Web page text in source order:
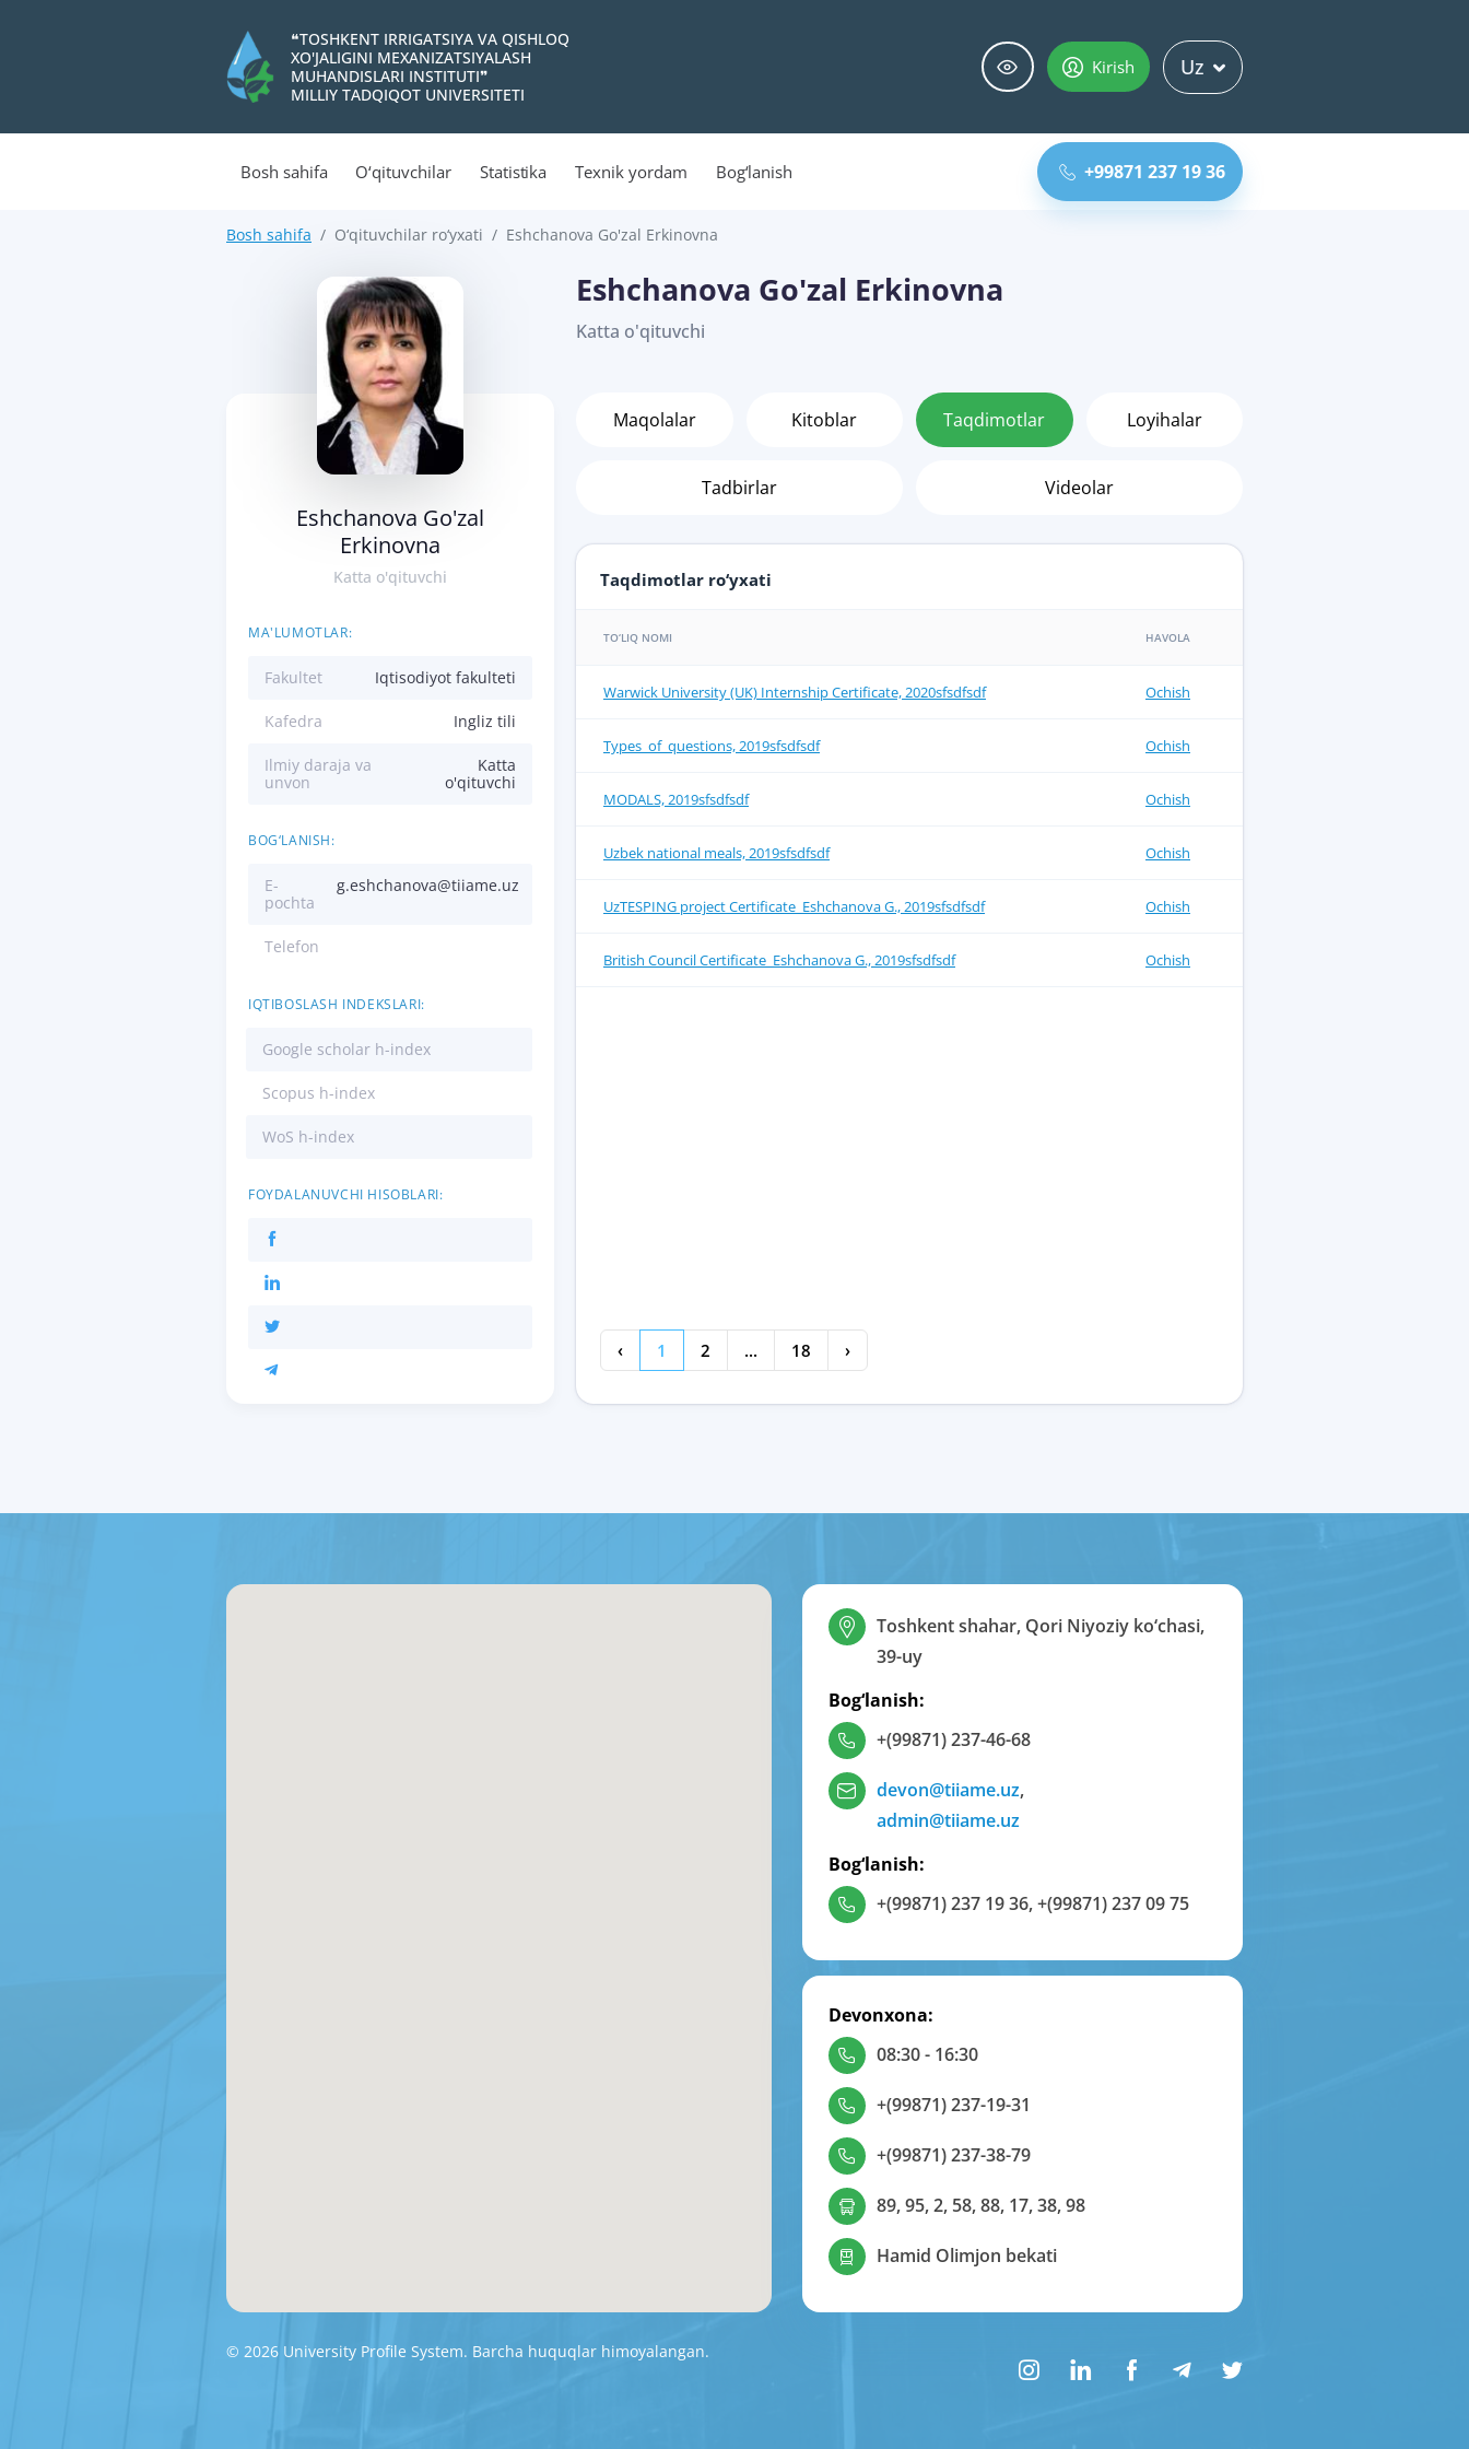
❝TOSHKENT IRRIGATSIYA VA QISHLOQ
XO'JALIGINI MEXANIZATSIYALASH
MUHANDISLARI INSTITUTI❞
MILLIY TADQIQOT UNIVERSITETI
Kirish Uz
Bosh sahifa O‘qituvchilar Statistika Texnik yordam Bog‘lanish +99871 237 19 36
Bosh sahifa O‘qituvchilar ro‘yxati Eshchanova Go'zal Erkinovna
Eshchanova Go'zal
Erkinovna
Katta o'qituvchi
MA'LUMOTLAR:
Fakultet Iqtisodiyot fakulteti
Kafedra Ingliz tili
Ilmiy daraja va
unvon
Katta
o'qituvchi
BOG‘LANISH:
E-
pochta
g.eshchanova@tiiame.uz
Telefon
IQTIBOSLASH INDEKSLARI:
Google scholar h-index
Scopus h-index
WoS h-index
FOYDALANUVCHI HISOBLARI:
Eshchanova Go'zal Erkinovna
Katta o'qituvchi
Maqolalar Kitoblar Taqdimotlar Loyihalar
Tadbirlar Videolar
Taqdimotlar ro‘yxati
TO‘LIQ NOMI HAVOLA
Warwick University (UK) Internship Certificate, 2020sfsdfsdf Ochish
Types_of_questions, 2019sfsdfsdf Ochish
MODALS, 2019sfsdfsdf Ochish
Uzbek national meals, 2019sfsdfsdf Ochish
UzTESPING project Certificate_Eshchanova G., 2019sfsdfsdf Ochish
British Council Certificate_Eshchanova G., 2019sfsdfsdf Ochish
‹ 1 2 ... 18 ›
Toshkent shahar, Qori Niyoziy ko‘chasi,
39-uy
Bog‘lanish:
+(99871) 237-46-68
devon@tiiame.uz,
admin@tiiame.uz
Bog‘lanish:
+(99871) 237 19 36,+(99871) 237 09 75
Devonxona:
08:30 - 16:30
+(99871) 237-19-31
+(99871) 237-38-79
89, 95, 2, 58, 88, 17, 38, 98
Hamid Olimjon bekati
© 2026 University Profile System. Barcha huquqlar himoyalangan.